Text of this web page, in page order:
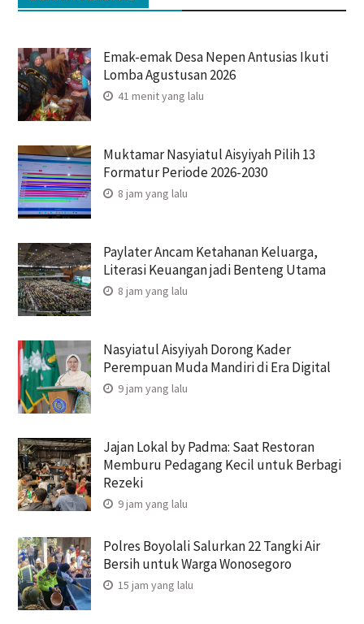
Emak-emak Desa Nepen Antusias Ikuti
Lomba Agustusan 2026
41 menit yang lalu
Muktamar Nasyiatul Aisyiyah Pilih 13
Formatur Periode 2026-2030
8 jam yang lalu
Paylater Ancam Ketahanan Keluarga,
Literasi Keuangan jadi Benteng Utama
8 jam yang lalu
Nasyiatul Aisyiyah Dorong Kader
Perempuan Muda Mandiri di Era Digital
9 jam yang lalu
Jajan Lokal by Padma: Saat Restoran
Memburu Pedagang Kecil untuk Berbagi
Rezeki
9 jam yang lalu
Polres Boyolali Salurkan 22 Tangki Air
Bersih untuk Warga Wonosegoro
15 jam yang lalu